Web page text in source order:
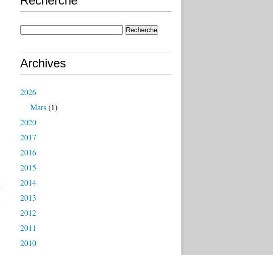
Archives
2026
Mars(1)
2020
2017
2016
2015
2014
2013
2012
2011
2010